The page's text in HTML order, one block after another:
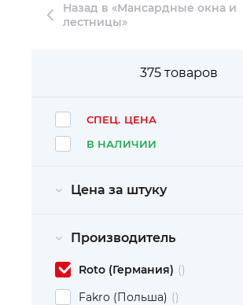
Назад в «Мансардные окна и
лестницы»
375 товаров
СПЕЦ. ЦЕНА
В НАЛИЧИИ
Цена за штуку
Производитель
Roto (Германия)
Fakro (Польша)